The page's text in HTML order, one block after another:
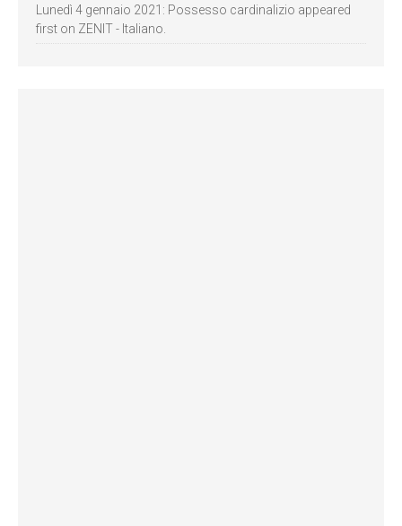
Lunedì 4 gennaio 2021: Possesso cardinalizio appeared
first on ZENIT - Italiano.